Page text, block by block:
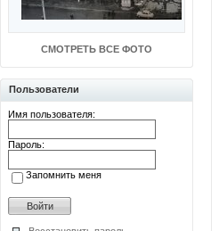
СМОТРЕТЬ ВСЕ ФОТО
Пользователи
Имя пользователя:
Пароль:
Запомнить меня